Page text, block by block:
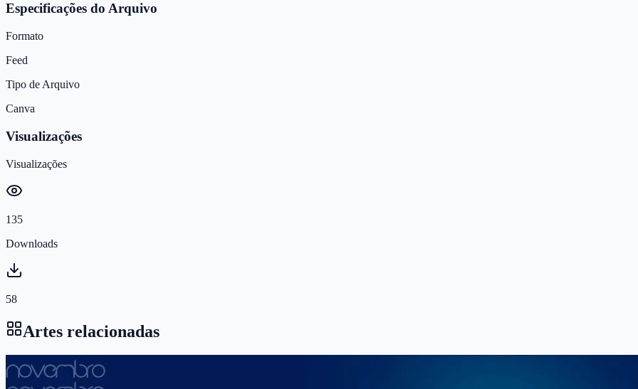
Especificações do Arquivo
Formato
Feed
Tipo de Arquivo
Canva
Visualizações
Visualizações
135
Downloads
58
Artes relacionadas